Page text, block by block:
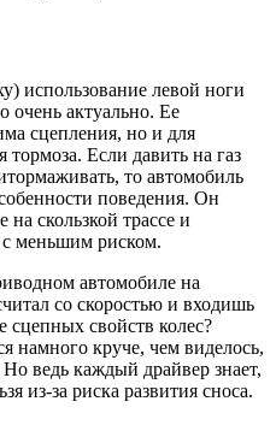
использование левой ноги
актуально. Ее
сцепления, но и для
тормоза. Если давить на газ
то автомобиль
поведения. Он
на скользкой трассе и
с меньшим риском.
автомобиле на
со скоростью и входишь
сцепных свойств колес?
намного круче, чем виделось,
ведь каждый драйвер знает,
из-за риска развития сноса.